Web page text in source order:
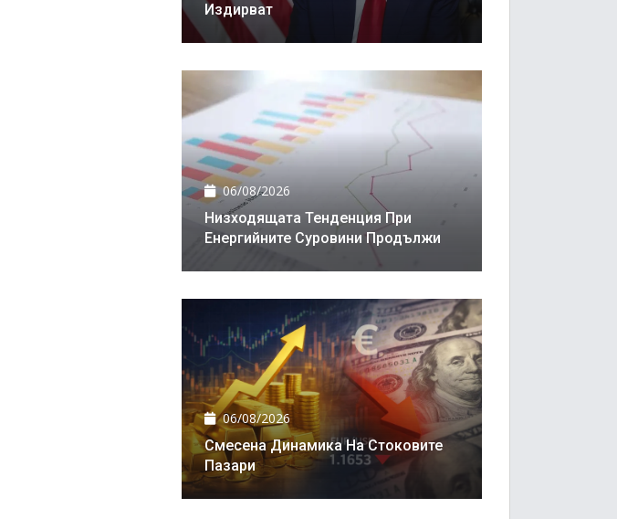
Издирват
06/08/2026
Низходящата Тенденция При
Енергийните Суровини Продължи
06/08/2026
Смесена Динамика На Стоковите
Пазари